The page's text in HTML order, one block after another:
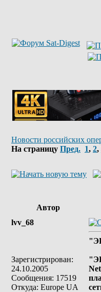
Новости российских
На страницу Пред. 1, 2,
Автор
lvv_68
Зарегистрирован:
24.10.2005
Сообщения: 17519
Откуда: Europe UA